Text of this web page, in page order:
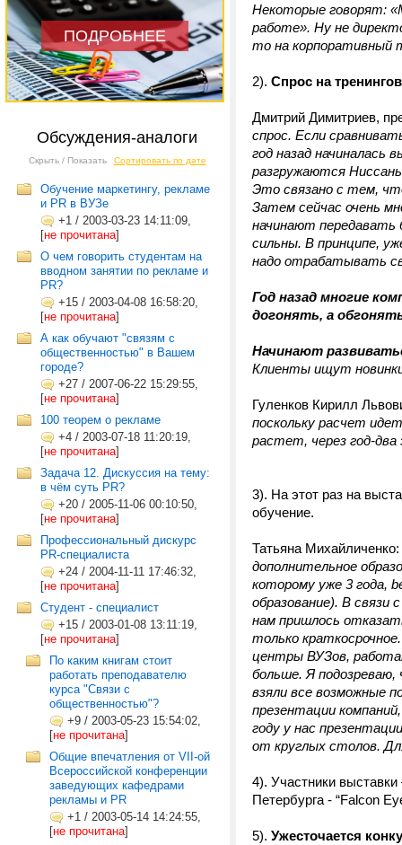
ПОДРОБНЕЕ
Обсуждения-аналоги
Скрыть / Показать Сортировать по дате
Обучение маркетингу, рекламе
и PR в ВУЗе
+1 / 2003-03-23 14:11:09,
[не прочитана]
О чем говорить студентам на
вводном занятии по рекламе и
PR?
+15 / 2003-04-08 16:58:20,
[не прочитана]
А как обучают "связям с
общественностью" в Вашем
городе?
+27 / 2007-06-22 15:29:55,
[не прочитана]
100 теорем о рекламе
+4 / 2003-07-18 11:20:19,
[не прочитана]
Задача 12. Дискуссия на тему:
в чём суть PR?
+20 / 2005-11-06 00:10:50,
[не прочитана]
Профессиональный дискурс
PR-специалиста
+24 / 2004-11-11 17:46:32,
[не прочитана]
Студент - специалист
+15 / 2003-01-08 13:11:19,
[не прочитана]
По каким книгам стоит
работать преподавателю
курса "Связи с
общественностью"?
+9 / 2003-05-23 15:54:02,
[не прочитана]
Общие впечатления от VII-ой
Всероссийской конференции
заведующих кафедрами
рекламы и PR
+1 / 2003-05-14 14:24:55,
[не прочитана]
Некоторые говорят:
работе». Ну не
то на корпоративный
2). Спрос на
Дмитрий Димитриев,
спрос. Если
год назад начиналась
разгружаются
Это связано с тем,
Затем сейчас очень
начинают передавать
сильны. В принципе,
надо отрабатывать
Год назад многие
догонять, а
Начинают
Клиенты ищут
Гуленков Кирилл
поскольку расчет
растет, через год-
3). На этот раз на
обучение.
Татьяна Михайличенко:
дополнительное
которому уже 3 года,
образование). В связи
нам пришлось
только
центры ВУЗов,
больше. Я
взяли все возможные
презентации
году у нас
от круглых столов.
4). Участники
Петербурга - “Falcon
5). Ужесточается